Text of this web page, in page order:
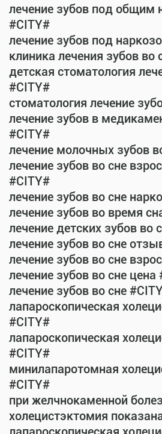
лечение зубов под общим
#CITY#
лечение зубов под
клиника лечения зубов во
детская стоматология
#CITY#
стоматология лечение
лечение зубов в
#CITY#
лечение молочных зубов
лечение зубов во сне
#CITY#
лечение зубов во сне
лечение зубов во время
лечение детских зубов во
лечение зубов во сне
лечение зубов во сне
лечение зубов во сне цена
лечение зубов во сне
лапароскопическая
#CITY#
лапароскопическая
#CITY#
минилапаротомная
#CITY#
при желчнокаменной
холецистэктомия